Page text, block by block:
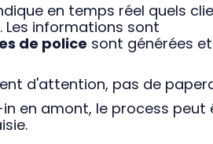
en temps réel quels
informations sont
de police sont générées et
d'attention, pas de
en amont, le process peut